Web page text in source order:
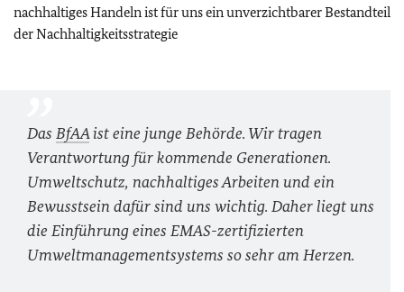
nachhaltiges Handeln ist für uns ein unverzichtbarer Bestandteil
der Nachhaltigkeitsstrategie
Das BfAAist eine junge Behörde. Wir tragen
Verantwortung für kommende Generationen.
Umweltschutz, nachhaltiges Arbeiten und ein
Bewusstsein dafür sind uns wichtig. Daher liegt uns
die Einführung eines EMAS-zertifizierten
Umweltmanagementsystems so sehr am Herzen.